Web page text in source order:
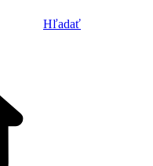
Hľadať